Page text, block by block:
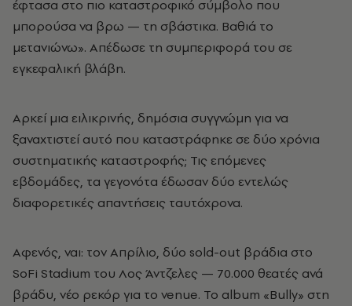
έφτασα στο πιο καταστροφικό σύμβολο που
μπορούσα να βρω — τη σβάστικα. Βαθιά το
μετανιώνω». Απέδωσε τη συμπεριφορά του σε
εγκεφαλική βλάβη.
Αρκεί μια ειλικρινής, δημόσια συγγνώμη για να
ξαναχτιστεί αυτό που καταστράφηκε σε δύο χρόνια
συστηματικής καταστροφής; Τις επόμενες
εβδομάδες, τα γεγονότα έδωσαν δύο εντελώς
διαφορετικές απαντήσεις ταυτόχρονα.
Αφενός, ναι: τον Απρίλιο, δύο sold-out βράδια στο
SoFi Stadium του Λος Άντζελες — 70.000 θεατές ανά
βράδυ, νέο ρεκόρ για το venue. Το album «Bully» στη